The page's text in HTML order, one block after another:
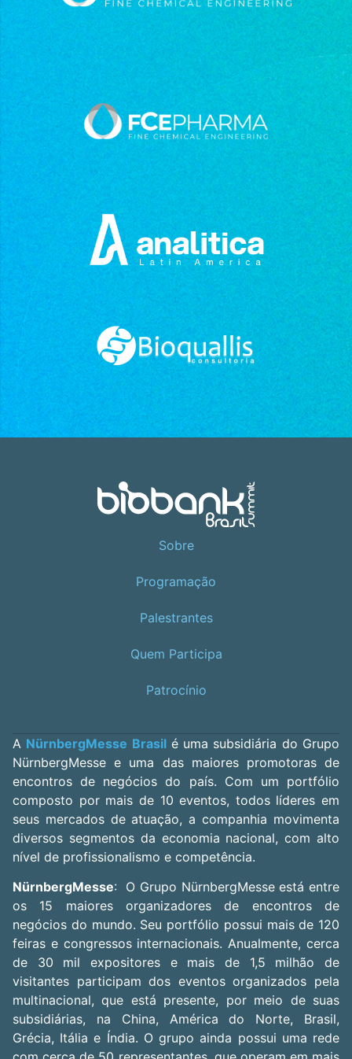
Sobre
Programação
Palestrantes
Quem Participa
Patrocínio
A NürnbergMesse Brasilé uma subsidiária do Grupo
NürnbergMesse e uma das maiores promotoras de
encontros de negócios do país. Com um portfólio
composto por mais de 10 eventos, todos líderes em
seus mercados de atuação, a companhia movimenta
diversos segmentos da economia nacional, com alto
nível de profissionalismo e competência.
NürnbergMesse: O Grupo NürnbergMesse está entre
os 15 maiores organizadores de encontros de
negócios do mundo. Seu portfólio possui mais de 120
feiras e congressos internacionais. Anualmente, cerca
de 30 mil expositores e mais de 1,5 milhão de
visitantes participam dos eventos organizados pela
multinacional, que está presente, por meio de suas
subsidiárias, na China, América do Norte, Brasil,
Grécia, Itália e Índia. O grupo ainda possui uma rede